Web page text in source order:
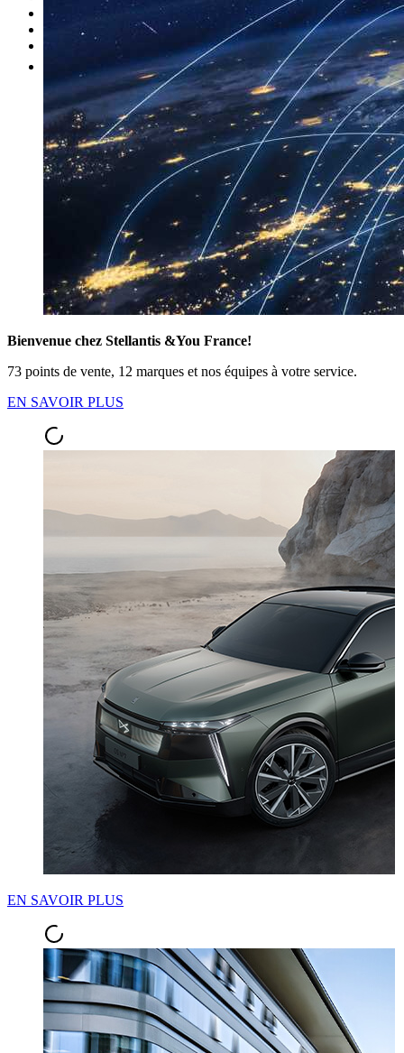
Reprise
Professionnel
Nous rejoindre
Bienvenue chez Stellantis &You France!
73 points de vente, 12 marques et nos équipes à votre service.
EN SAVOIR PLUS
EN SAVOIR PLUS